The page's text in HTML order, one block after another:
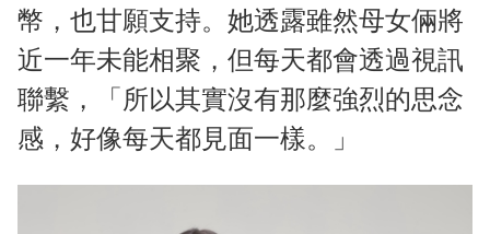
幣，也甘願支持。她透露雖然母女倆將
近一年未能相聚，但每天都會透過視訊
聯繫，「所以其實沒有那麼強烈的思念
感，好像每天都見面一樣。」